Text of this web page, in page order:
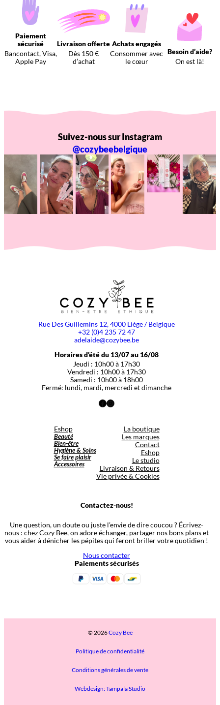
Paiement
sécurisé
Bancontact, Visa,
Apple Pay
Livraison offerte
Dès 150 €
d’achat
Achats engagés
Consommer avec
le cœur
Besoin d’aide?
On est là!
Suivez-nous sur Instagram
@cozybeebelgique
Rue Des Guillemins 12, 4000 Liège / Belgique
+32 (0)4 235 72 47
adelaide@cozybee.be
Horaires d’été du 13/07 au 16/08
Jeudi : 10h00 à 17h30
Vendredi : 10h00 à 17h30
Samedi : 10h00 à 18h00
Fermé: lundi, mardi, mercredi et dimanche
Facebook
Instagram
Eshop
Beauté
Bien-être
Hygiène & Soins
Se faire plaisir
Accessoires
La boutique
Les marques
Contact
Eshop
Le studio
Livraison & Retours
Vie privée & Cookies
Contactez-nous!
Une question, un doute ou juste l’envie de dire coucou ? Écrivez-
nous : chez Cozy Bee, on adore échanger, partager nos bons plans et
vous aider à dénicher les pépites qui feront briller votre quotidien !
Nous contacter
Paiements sécurisés
© 2026Cozy Bee
Politique de confidentialité
Conditions générales de vente
Webdesign: Tampala Studio